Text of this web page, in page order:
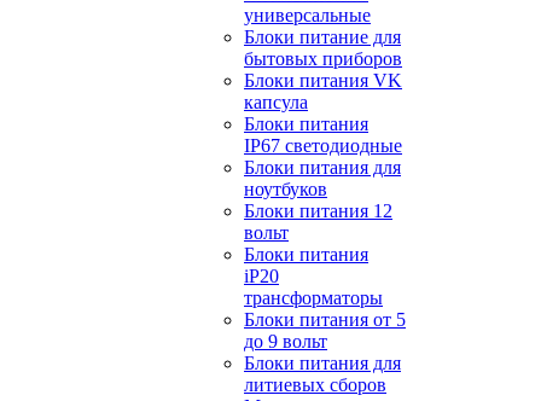
универсальные
Блоки питание для
бытовых приборов
Блоки питания VK
капсула
Блоки питания
IP67 светодиодные
Блоки питания для
ноутбуков
Блоки питания 12
вольт
Блоки питания
iP20
трансформаторы
Блоки питания от 5
до 9 вольт
Блоки питания для
литиевых сборов